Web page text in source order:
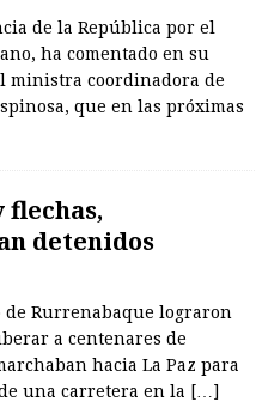
de la República por el
ha comentado en su
ministra coordinadora de
que en las próximas
flechas,
detenidos
de Rurrenabaque lograron
a centenares de
hacia La Paz para
una carretera en la […]